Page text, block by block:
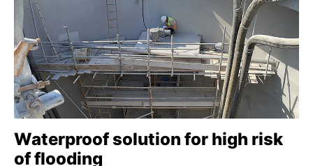
Waterproof solution for high risk
of flooding